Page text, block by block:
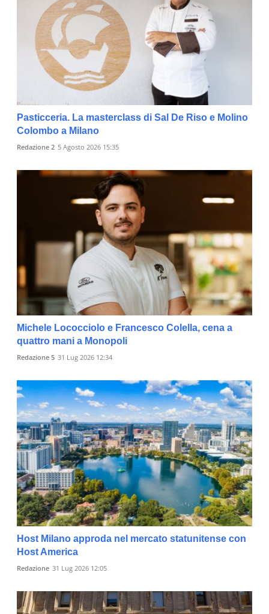
Pasticceria. La masterclass di Sal De Riso e Molino
Colombo a Milano
Redazione 2 5 Agosto 2026 15:35
Michele Lococciolo e Francesco Colella, cena a
quattro mani a Monopoli
Redazione 5 31 Lug 2026 12:34
Host Milano approda nel mercato statunitense con
Host America
Redazione 31 Lug 2026 12:05